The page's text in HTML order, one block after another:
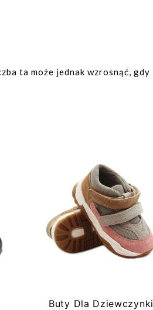
ta może jednak wzrosnąć, gdy
Buty Dla Dziewczynki